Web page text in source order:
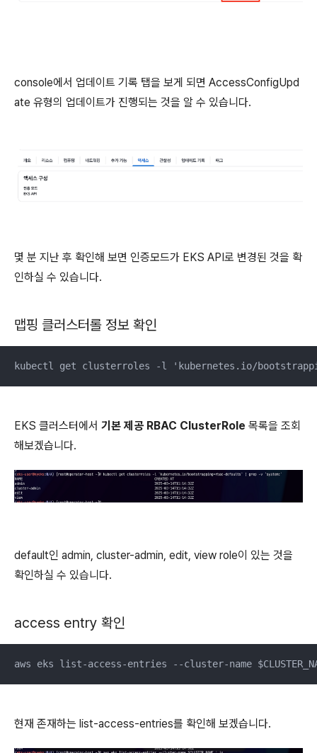
console에서 업데이트 기록 탭을 보게 되면 AccessConfigUpd
ate 유형의 업데이트가 진행되는 것을 알 수 있습니다.
몇 분 지난 후 확인해 보면 인증모드가 EKS API로 변경된 것을 확
인하실 수 있습니다.
맵핑 클러스터롤 정보 확인
kubectl get clusterroles -l 'kubernetes.io/
EKS 클러스터에서 기본 제공 RBAC ClusterRole 목록을 조회
해보겠습니다.
default인 admin, cluster-admin, edit, view role이 있는 것을
확인하실 수 있습니다.
access entry 확인
aws eks list-access-entries --cluster-name
현재 존재하는 list-access-entries를 확인해 보겠습니다.